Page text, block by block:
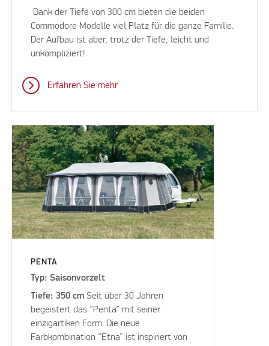
Dank der Tiefe von 300 cm bieten die beiden
Commodore Modelle viel Platz für die ganze Familie.
Der Aufbau ist aber, trotz der Tiefe, leicht und
unkompliziert!
Erfahren Sie mehr
PENTA
Typ: Saisonvorzelt
Tiefe: 350 cm Seit über 30 Jahren
begeistert das ”Penta” mit seiner
einzigartiken Form. Die neue
Farbkombination ”Etna” ist inspiriert von